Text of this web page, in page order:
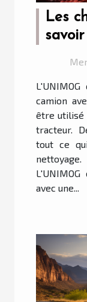
Les
camion
être utilisé
tracteur.
tout ce
avec une...